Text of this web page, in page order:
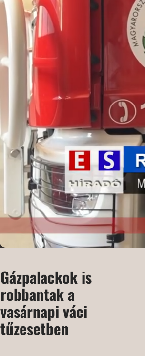
Gázpalackok is
robbantak a
vasárnapi váci
tűzesetben